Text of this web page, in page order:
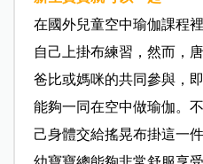
在國外兒童空中瑜伽課程
自己上掛布練習，然而，
爸比或媽咪的共同參與，
能夠一同在空中做瑜伽。
己身體交給搖晃布掛這一